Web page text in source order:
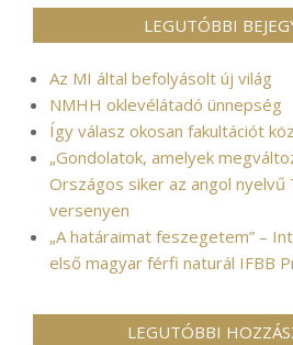
LEGUTÓBBI
Az MI által befolyásolt új világ
NMHH oklevélátadó ünnepség
Így válasz okosan fakultációt
„Gondolatok, amelyek
Országos siker az angol nyelvű
versenyen
„A határaimat feszegetem” –
első magyar férfi naturál IFBB
LEGUTÓBBI